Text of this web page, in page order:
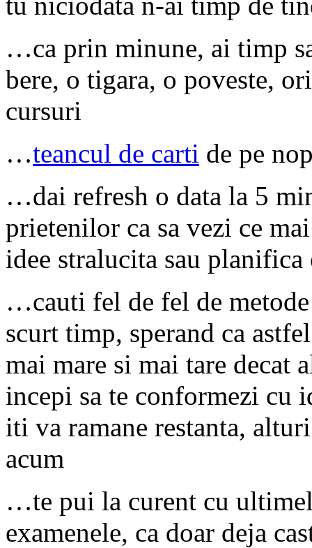
…ca prin minune, ai timp
bere, o tigara, o poveste,
cursuri
…teancul de carti de pe
…dai refresh o data la 5
prietenilor ca sa vezi ce
idee stralucita sau planifica
…cauti fel de fel de
scurt timp, sperand ca
mai mare si mai tare decat
incepi sa te conformezi cu
iti va ramane restanta,
acum
…te pui la curent cu
examenele, ca doar deja